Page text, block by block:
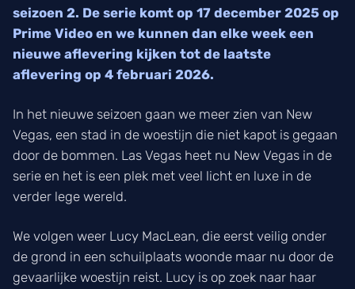
seizoen 2. De serie komt op 17 december 2025 op
Prime Video en we kunnen dan elke week een
nieuwe aflevering kijken tot de laatste
aflevering op 4 februari 2026.
In het nieuwe seizoen gaan we meer zien van New
Vegas, een stad in de woestijn die niet kapot is gegaan
door de bommen. Las Vegas heet nu New Vegas in de
serie en het is een plek met veel licht en luxe in de
verder lege wereld.
We volgen weer Lucy MacLean, die eerst veilig onder
de grond in een schuilplaats woonde maar nu door de
gevaarlijke woestijn reist. Lucy is op zoek naar haar